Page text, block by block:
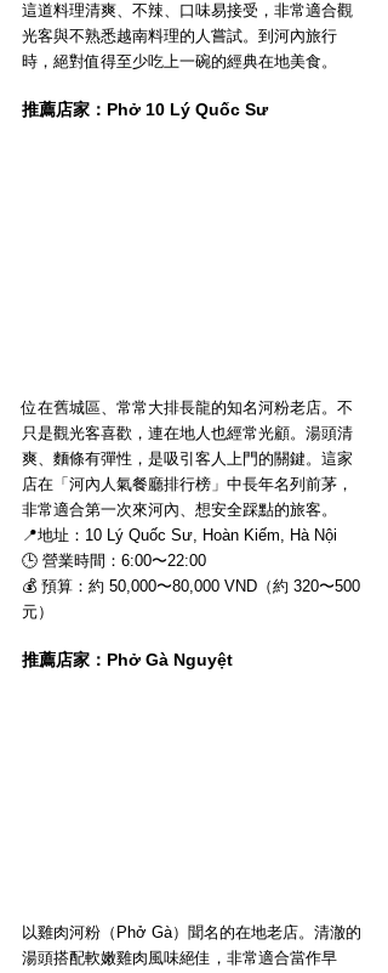
這道料理清爽、不辣、口味易接受，非常適合觀
光客與不熟悉越南料理的人嘗試。到河內旅行
時，絕對值得至少吃上一碗的經典在地美食。
推薦店家：Phở 10 Lý Quốc Sư
位在舊城區、常常大排長龍的知名河粉老店。不
只是觀光客喜歡，連在地人也經常光顧。湯頭清
爽、麵條有彈性，是吸引客人上門的關鍵。這家
店在「河內人氣餐廳排行榜」中長年名列前茅，
非常適合第一次來河內、想安全踩點的旅客。
📍地址：10 Lý Quốc Sư, Hoàn Kiếm, Hà Nội
🕒 營業時間：6:00〜22:00
💰 預算：約 50,000〜80,000 VND（約 320〜500
元）
推薦店家：Phở Gà Nguyệt
以雞肉河粉（Phở Gà）聞名的在地老店。清澈的
湯頭搭配軟嫩雞肉風味絕佳，非常適合當作早